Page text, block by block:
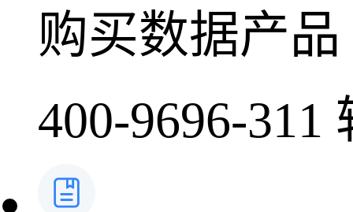
购买数据产品
400-9696-311